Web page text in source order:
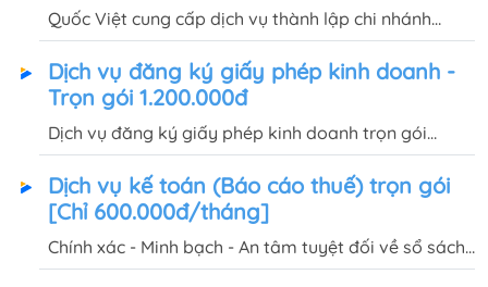
Quốc Việt cung cấp dịch vụ thành lập chi nhánh
công ty, doanh nghiệp trọn gói chỉ 950.000đ, bàn
giao giấy phép kinh doanh, con dấu tận nơi trong
vòng 5 ngày.
Dịch vụ đăng ký giấy phép kinh doanh -
Trọn gói 1.200.000đ
Dịch vụ đăng ký giấy phép kinh doanh trọn gói
1.200.000đ khi thành lập công ty, 1.500.000đ khi
thành lập hộ kinh doanh cá thể, bàn giao GPKD sau
3 - 7 ngày
Dịch vụ kế toán (Báo cáo thuế) trọn gói
[Chỉ 600.000đ/tháng]
Chính xác - Minh bạch - An tâm tuyệt đối về sổ sách,
báo cáo quý, báo cáo tài chính năm của doanh